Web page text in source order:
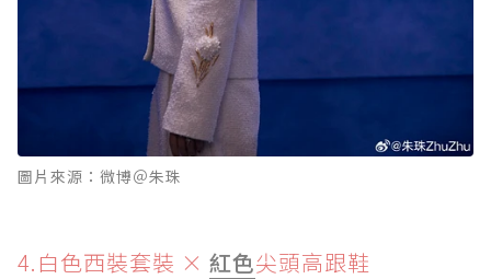
圖片來源：微博＠朱珠
4.白色西裝套裝 × 紅色尖頭高跟鞋